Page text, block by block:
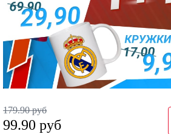
179.90 руб
99.90 руб